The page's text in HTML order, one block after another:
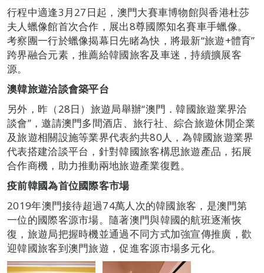
行程中適逢3月27日起，澳門大賽車博物館與香港杜莎
夫人蠟像館首次合作，展出8尊國際知名賽車手蠟像。
考察團一行於蠟像揭幕日先睹為快，將最新“旅遊+體育”
跨界融合元素，推薦給韓國旅客及車迷，持續擴展客
源。
澳韓旅遊洽談會築平台
另外，昨（28日）旅遊局舉辦“澳門．韓國旅遊業界洽
談會”，邀請澳門多間酒店、旅行社、綜合旅遊休閒企業
及旅遊相關設施等業界代表約共80人，為韓國旅遊業界
代表搭建洽談平台，針對韓國旅客構思旅遊產品，拓展
合作商機，助力推動兩地旅遊產業復甦。
疫前韓國為首位國際客市場
2019年澳門接待超過74萬人次的韓國旅客，是澳門第
一位的國際客源市場。隨著澳門與韓國的航班逐漸恢
復，旅遊局把握時機並通過不同方式加強宣傳推廣，歡
迎韓國旅客到澳門旅遊，促進客源市場多元化。